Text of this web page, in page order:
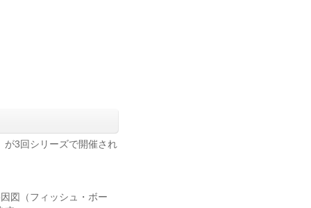
が3回シリーズで開催され
図（フィッシュ・ボー